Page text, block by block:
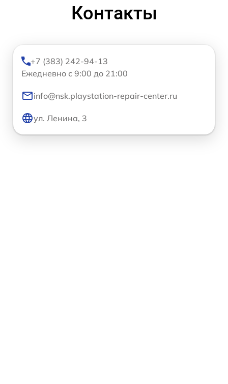
Контакты
+7 (383) 242-94-13
Ежедневно с 9:00 до 21:00
info@nsk.playstation-repair-center.ru
ул. Ленина, 3